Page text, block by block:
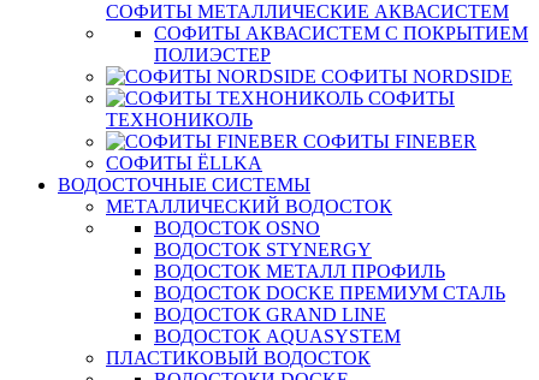
СОФИТЫ МЕТАЛЛИЧЕСКИЕ АКВАСИСТЕМ
СОФИТЫ АКВАСИСТЕМ С ПОКРЫТИЕМ
ПОЛИЭСТЕР
СОФИТЫ NORDSIDE
СОФИТЫ
ТЕХНОНИКОЛЬ
СОФИТЫ FINEBER
СОФИТЫ ЁLLKA
ВОДОСТОЧНЫЕ СИСТЕМЫ
МЕТАЛЛИЧЕСКИЙ ВОДОСТОК
ВОДОСТОК OSNO
ВОДОСТОК STYNERGY
ВОДОСТОК МЕТАЛЛ ПРОФИЛЬ
ВОДОСТОК DOCKE ПРЕМИУМ СТАЛЬ
ВОДОСТОК GRAND LINE
ВОДОСТОК AQUASYSTEM
ПЛАСТИКОВЫЙ ВОДОСТОК